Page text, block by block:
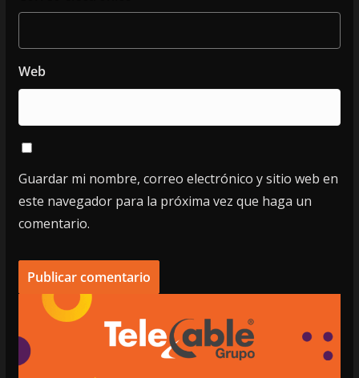
Web
Guardar mi nombre, correo electrónico y sitio web en
este navegador para la próxima vez que haga un
comentario.